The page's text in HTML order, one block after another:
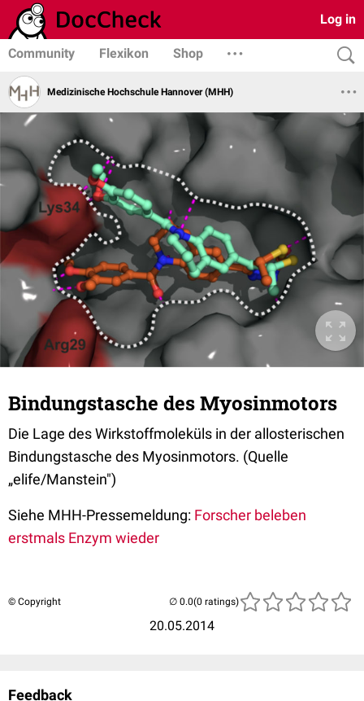
Log in
Community Flexikon Shop
Medizinische Hochschule Hannover (MHH)
Bindungstasche des Myosinmotors
Die Lage des Wirkstoffmoleküls in der allosterischen
Bindungstasche des Myosinmotors. (Quelle
„elife/Manstein")
Siehe MHH-Pressemeldung: Forscher beleben
erstmals Enzym wieder
© Copyright
20.05.2014
(0 ratings)
Feedback